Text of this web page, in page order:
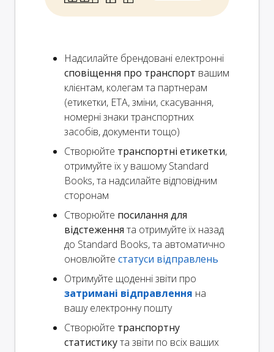
Надсилайте брендовані електронні
сповіщення про транспорт вашим
клієнтам, колегам та партнерам
(етикетки, ETA, зміни, скасування,
номерні знаки транспортних
засобів, документи тощо)
Створюйте транспортні етикетки,
отримуйте їх у вашому Standard
Books, та надсилайте відповідним
сторонам
Створюйте посилання для
відстеження та отримуйте їх назад
до Standard Books, та автоматично
оновлюйте статуси відправлень
Отримуйте щоденні звіти про
затримані відправлення на
вашу електронну пошту
Створюйте транспортну
статистикута звіти по всіх ваших